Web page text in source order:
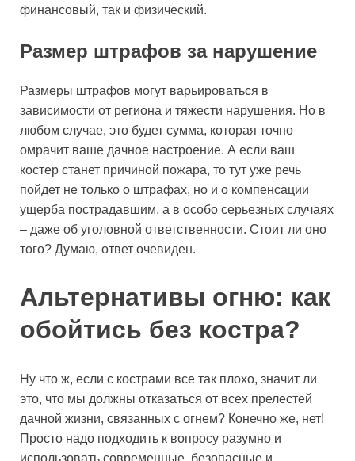
финансовый, так и физический.
Размер штрафов за нарушение
Размеры штрафов могут варьироваться в
зависимости от региона и тяжести нарушения. Но в
любом случае, это будет сумма, которая точно
омрачит ваше дачное настроение. А если ваш
костер станет причиной пожара, то тут уже речь
пойдет не только о штрафах, но и о компенсации
ущерба пострадавшим, а в особо серьезных случаях
– даже об уголовной ответственности. Стоит ли оно
того? Думаю, ответ очевиден.
Альтернативы огню: как
обойтись без костра?
Ну что ж, если с кострами все так плохо, значит ли
это, что мы должны отказаться от всех прелестей
дачной жизни, связанных с огнем? Конечно же, нет!
Просто надо подходить к вопросу разумно и